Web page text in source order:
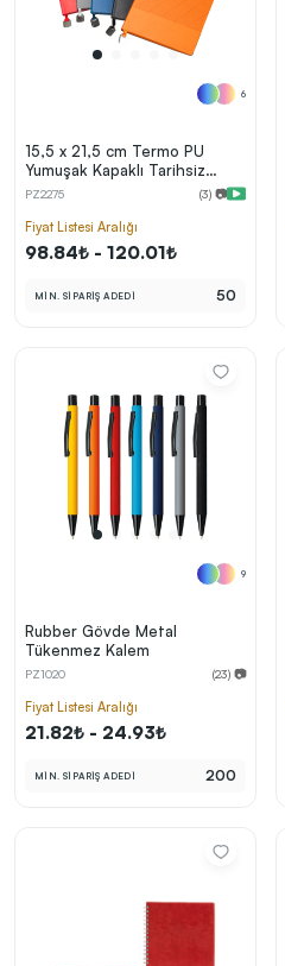
6
15,5 x 21,5 cm Termo PU
Yumuşak Kapaklı Tarihsiz
Defter 176 Sayfa 80 gr Krem
Renkli Kenar Karton Kılıflı
PZ2275 (3) 📷
Fiyat Listesi Aralığı
98.84₺ - 120.01₺
MİN. SİPARİŞ ADEDİ 50
9
Rubber Gövde Metal
Tükenmez Kalem
PZ1020 (23) 📷
Fiyat Listesi Aralığı
21.82₺ - 24.93₺
MİN. SİPARİŞ ADEDİ 200